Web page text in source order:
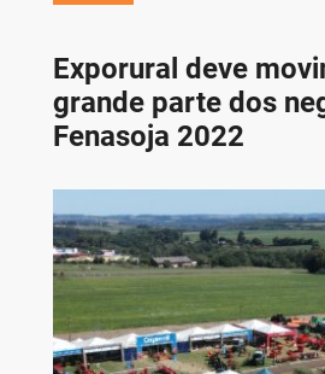
Exporural deve
grande parte dos
Fenasoja 2022